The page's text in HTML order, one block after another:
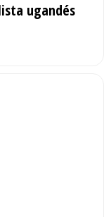
ugandés